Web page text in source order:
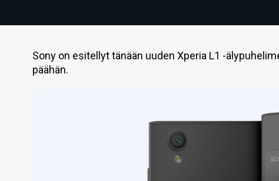
Sony on esitellyt tänään uuden Xperia L1 -
päähän.